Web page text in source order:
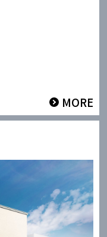
MORE